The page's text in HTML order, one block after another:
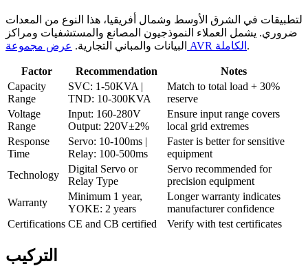
لتطبيقات في الشرق الأوسط وشمال أفريقيا، هذا النوع من المعدات
ضروري. يشمل العملاء النموذجيون المصانع والمستشفيات ومراكز
البيانات والمباني التجارية.
عرض مجموعة AVR الكاملة .
Factor Recommendation
Notes
Capacity
Range
SVC: 1-50KVA |
TND: 10-300KVA
Match to total load + 30%
reserve
Voltage
Range
Input: 160-280V
Output: 220V±2%
Ensure input range covers
local grid extremes
Response
Time
Servo: 10-100ms |
Relay: 100-500ms
Faster is better for sensitive
equipment
Technology
Digital Servo or
Relay Type
Servo recommended for
precision equipment
Warranty
Minimum 1 year,
YOKE: 2 years
Longer warranty indicates
manufacturer confidence
Certifications CE and CB certified Verify with test certificates
التركيب